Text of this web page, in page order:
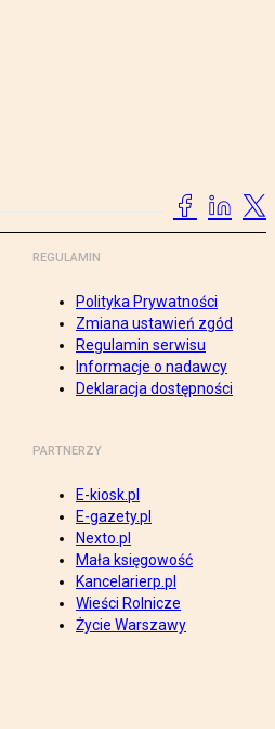
REGULAMIN
Polityka Prywatności
Zmiana ustawień zgód
Regulamin serwisu
Informacje o nadawcy
Deklaracja dostępności
PARTNERZY
E-kiosk.pl
E-gazety.pl
Nexto.pl
Mała księgowość
Kancelarierp.pl
Wieści Rolnicze
Życie Warszawy